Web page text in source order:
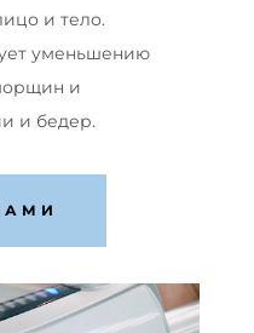
и тело.
уменьшению
и
и бедер.